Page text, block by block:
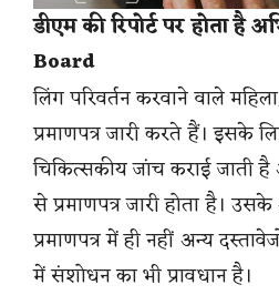
डीएम की रिपोर्ट पर होता है
Board
लिंग परिवर्तन करवाने वाले
प्रमाणपत्र जारी करते हैं। इसके
चिकित्सकीय जांच कराई जाती
से प्रमाणपत्र जारी होता है।
प्रमाणपत्र में ही नहीं अन्य
में संशोधन का भी प्रावधान है।